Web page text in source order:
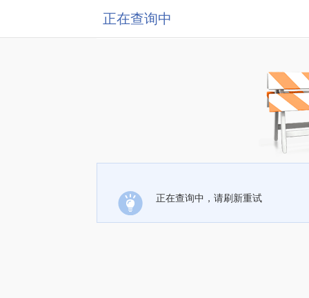
正在查询中
正在查询中，请刷新重试